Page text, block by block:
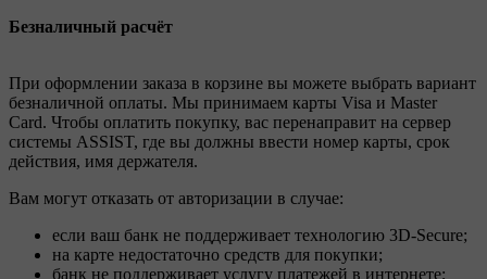
Безналичный расчёт
При оформлении заказа в корзине вы можете выбрать вариант
безналичной оплаты. Мы принимаем карты Visa и Master
Card. Чтобы оплатить покупку, вас перенаправит на сервер
системы ASSIST, где вы должны ввести номер карты, срок
действия, имя держателя.
Вам могут отказать от авторизации в случае:
если ваш банк не поддерживает технологию 3D-Secure;
на карте недостаточно средств для покупки;
банк не поддерживает услугу платежей в интернете;